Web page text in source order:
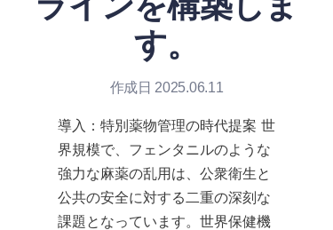
す。
作成日 2025.06.11
導入：特別薬物管理の時代提案 世
界規模で、フェンタニルのような
強力な麻薬の乱用は、公衆衛生と
公共の安全に対する二重の深刻な
課題となっています。世界保健機